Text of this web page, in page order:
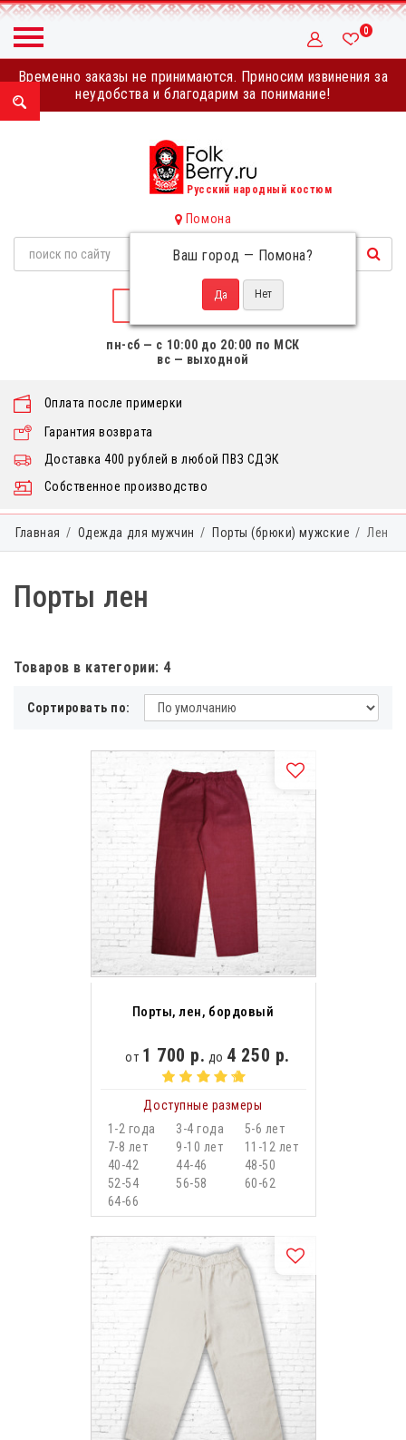
Временно заказы не принимаются. Приносим извинения за
неудобства и благодарим за понимание!
0
Русский народный костюм
Помона
Ваш город — Помона?
НАПИСАТЬ НАМ
пн-сб — с 10:00 до 20:00 по МСК
вс — выходной
Собственное производство
Оплата после примерки
Гарантия возврата
Доставка 400 рублей в любой ПВЗ СДЭК
Главная Одежда для мужчин Порты (брюки) мужские Лен
Порты лен
Товаров в категории: 4
Сортировать по:
Порты, лен, бордовый
от 1 700 р. до 4 250 р.
Доступные размеры
1-2 года
3-4 года
5-6 лет
7-8 лет
9-10 лет
11-12 лет
40-42
44-46
48-50
52-54
56-58
60-62
64-66